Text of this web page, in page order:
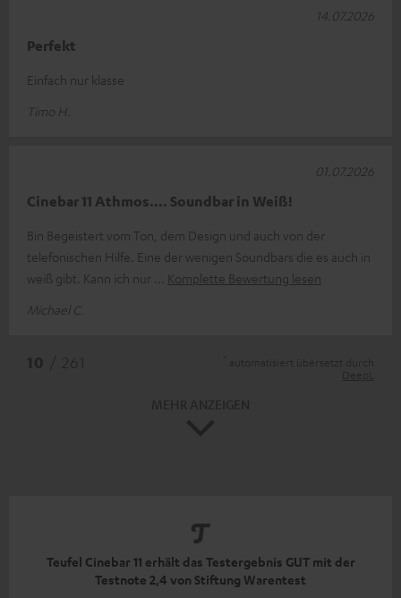
Perfekt
Einfach nur klasse
Timo H.
14.07.2026
Cinebar 11 Athmos…. Soundbar in Weiß!
Bin Begeistert vom Ton, dem Design und auch von der
telefonischen Hilfe. Eine der wenigen Soundbars die es auch in
weiß gibt. Kann ich nur
Komplette Bewertung lesen
Michael C.
01.07.2026
Teufel Cinebar 11 erhält das Testergebnis GUT mit der
Testnote 2,4 von Stiftung Warentest